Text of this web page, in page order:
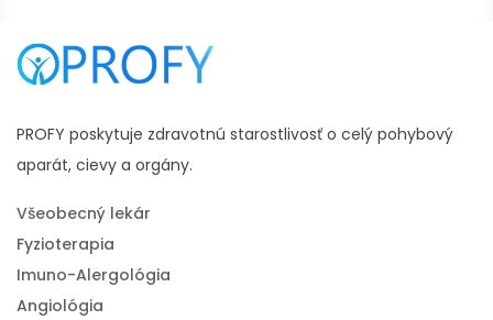
PROFY poskytuje zdravotnú starostlivosť o celý pohybový
aparát, cievy a orgány.
Všeobecný lekár
Fyzioterapia
Imuno-Alergológia
Angiológia